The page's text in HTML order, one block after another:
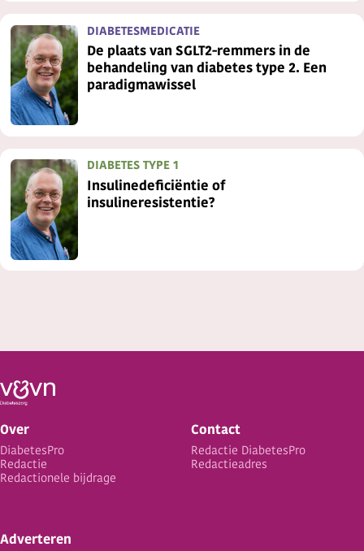
De plaats van SGLT2-remmers in de
behandeling van diabetes type 2. Een
paradigmawissel
DIABETESMEDICATIE
Insulinedeficiëntie of
insulineresistentie?
DIABETES TYPE 1
Over
DiabetesPro
Redactie
Redactionele bijdrage
Adverteren
Contact
Redactie DiabetesPro
Redactieadres